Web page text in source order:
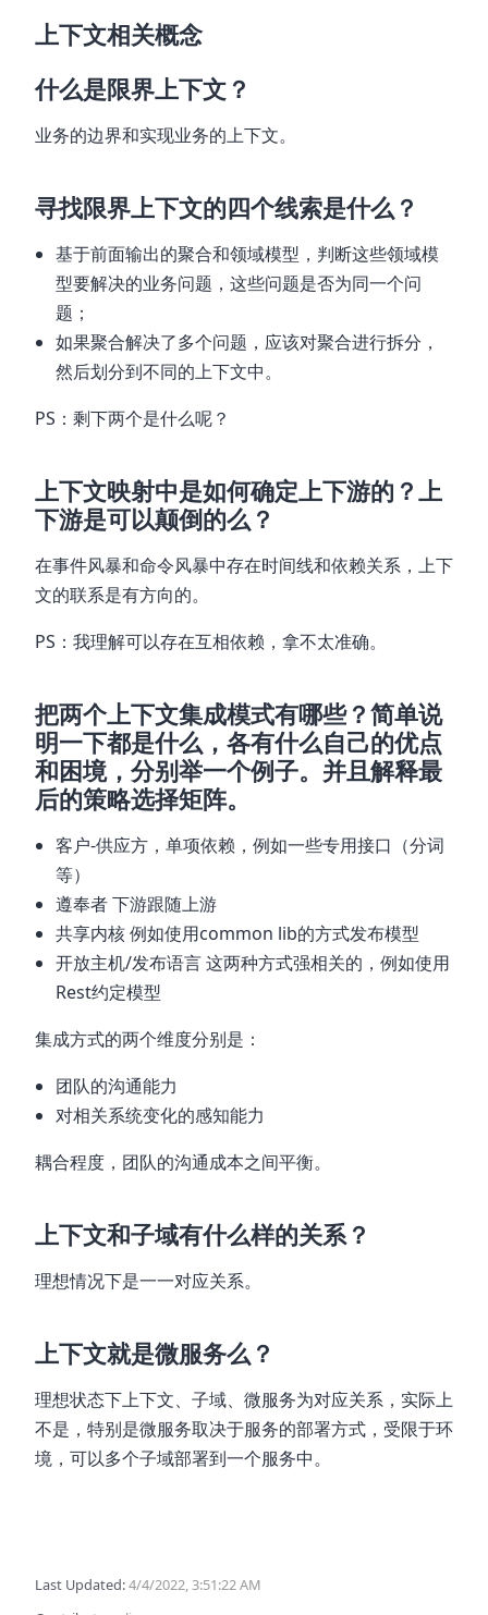
上下文相关概念
什么是限界上下文？
业务的边界和实现业务的上下文。
寻找限界上下文的四个线索是什么？
基于前面输出的聚合和领域模型，判断这些领域模
型要解决的业务问题，这些问题是否为同一个问
题；
如果聚合解决了多个问题，应该对聚合进行拆分，
然后划分到不同的上下文中。
PS：剩下两个是什么呢？
上下文映射中是如何确定上下游的？上
下游是可以颠倒的么？
在事件风暴和命令风暴中存在时间线和依赖关系，上下
文的联系是有方向的。
PS：我理解可以存在互相依赖，拿不太准确。
把两个上下文集成模式有哪些？简单说
明一下都是什么，各有什么自己的优点
和困境，分别举一个例子。并且解释最
后的策略选择矩阵。
客户-供应方，单项依赖，例如一些专用接口（分词
等）
遵奉者 下游跟随上游
共享内核 例如使用common lib的方式发布模型
开放主机/发布语言 这两种方式强相关的，例如使用
Rest约定模型
集成方式的两个维度分别是：
团队的沟通能力
对相关系统变化的感知能力
耦合程度，团队的沟通成本之间平衡。
上下文和子域有什么样的关系？
理想情况下是一一对应关系。
上下文就是微服务么？
理想状态下上下文、子域、微服务为对应关系，实际上
不是，特别是微服务取决于服务的部署方式，受限于环
境，可以多个子域部署到一个服务中。
Last Updated:4/4/2022, 3:51:22 AM